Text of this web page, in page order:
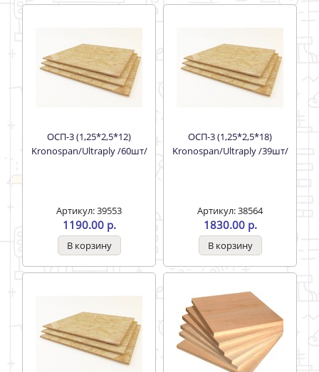
ОСП-3 (1,25*2,5*12)
Kronospan/Ultraply /60шт/
Артикул: 39553
1190.00 р.
ОСП-3 (1,25*2,5*18)
Kronospan/Ultraply /39шт/
Артикул: 38564
1830.00 р.